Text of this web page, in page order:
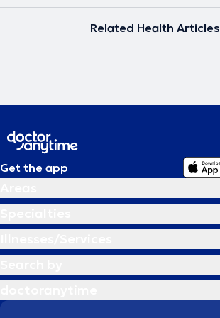
Related Health Articles
Get the app